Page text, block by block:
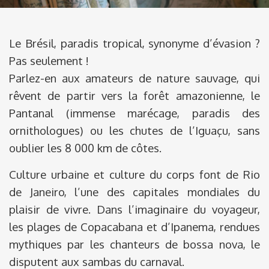
Le Brésil, paradis tropical, synonyme d’évasion ?
Pas seulement !
Parlez-en aux amateurs de nature sauvage, qui
rêvent de partir vers la forêt amazonienne, le
Pantanal (immense marécage, paradis des
ornithologues) ou les chutes de l’Iguaçu, sans
oublier les 8 000 km de côtes.
Culture urbaine et culture du corps font de Rio
de Janeiro, l’une des capitales mondiales du
plaisir de vivre. Dans l’imaginaire du voyageur,
les plages de Copacabana et d’Ipanema, rendues
mythiques par les chanteurs de bossa nova, le
disputent aux sambas du carnaval.